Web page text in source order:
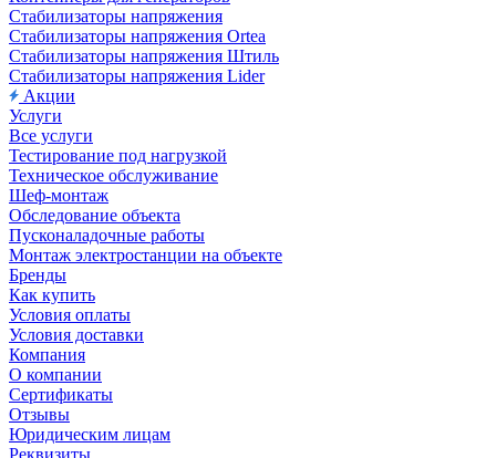
Стабилизаторы напряжения
Стабилизаторы напряжения Ortea
Стабилизаторы напряжения Штиль
Стабилизаторы напряжения Lider
Акции
Услуги
Все услуги
Тестирование под нагрузкой
Техническое обслуживание
Шеф-монтаж
Обследование объекта
Пусконаладочные работы
Монтаж электростанции на объекте
Бренды
Как купить
Условия оплаты
Условия доставки
Компания
О компании
Сертификаты
Отзывы
Юридическим лицам
Реквизиты